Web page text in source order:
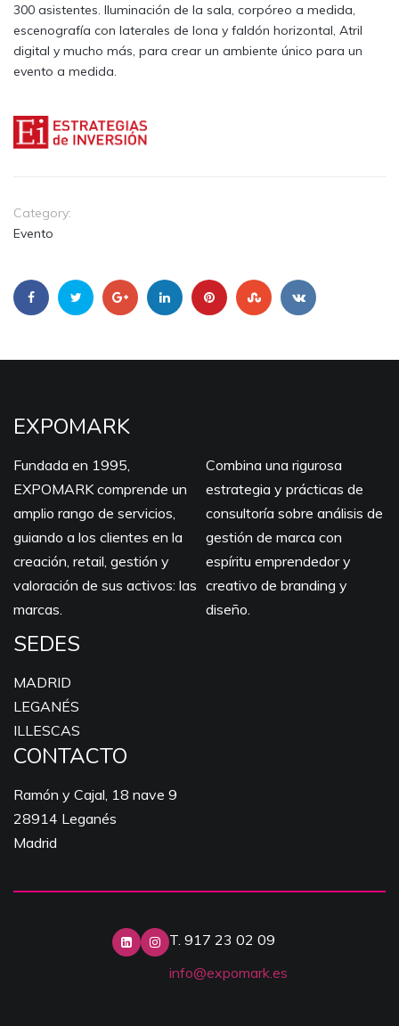
300 asistentes. Iluminación de la sala, corpóreo a medida,
escenografía con laterales de lona y faldón horizontal, Atril
digital y mucho más, para crear un ambiente único para un
evento a medida.
Category:
Evento
EXPOMARK
Fundada en 1995,
EXPOMARK comprende un
amplio rango de servicios,
guiando a los clientes en la
creación, retail, gestión y
valoración de sus activos: las
marcas.
Combina una rigurosa
estrategia y prácticas de
consultoría sobre análisis de
gestión de marca con
espíritu emprendedor y
creativo de branding y
diseño.
SEDES
MADRID
LEGANÉS
ILLESCAS
CONTACTO
Ramón y Cajal, 18 nave 9
28914 Leganés
Madrid
T. 917 23 02 09
info@expomark.es